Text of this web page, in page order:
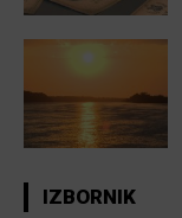
IZBORNIK